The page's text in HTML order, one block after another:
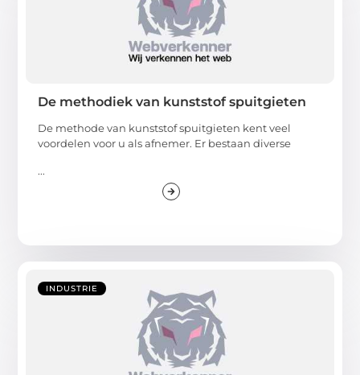
De methodiek van kunststof spuitgieten
De methode van kunststof spuitgieten kent veel
voordelen voor u als afnemer. Er bestaan diverse
...
INDUSTRIE